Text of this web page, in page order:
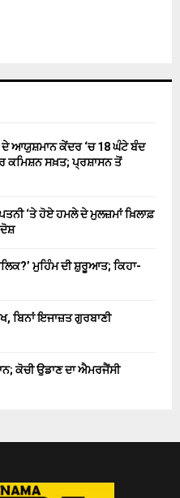
ਦੇ ਆਯੁਸ਼ਮਾਨ ਕੇਂਦਰ ‘ਚ 18 ਘੰਟੇ ਬੰਦ
ਕਮਿਸ਼ਨ ਸਖ਼ਤ; ਪ੍ਰਸ਼ਾਸਨ ਤੋਂ
‘ਤੇ ਹੋਏ ਹਮਲੇ ਦੇ ਮੁਲਜ਼ਮਾਂ ਖ਼ਿਲਾਫ਼
ਮੁਹਿੰਮ ਦੀ ਸ਼ੁਰੂਆਤ; ਕਿਹਾ-
ਬਿਨਾਂ ਇਜਾਜ਼ਤ ਗੁਰਬਾਣੀ
ਕੋਚੀ ਉਡਾਣ ਦਾ ਐਮਰਜੈਂਸੀ